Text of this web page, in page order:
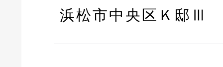
浜松市中央区Ｋ邸Ⅲ